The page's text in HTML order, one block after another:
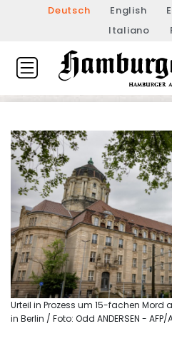
Deutsch English
Italiano
Urteil in Prozess um 15-fachen Mord
in Berlin / Foto: Odd ANDERSEN -